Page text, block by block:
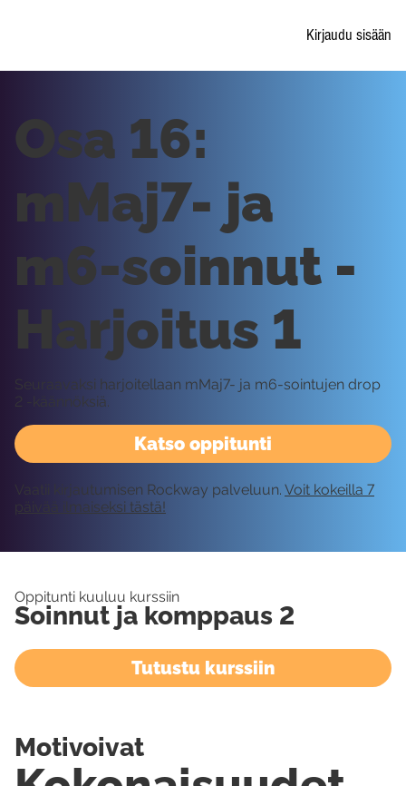
Kirjaudu sisään
Katso oppitunti
Osa 16:
mMaj7- ja
m6-soinnut -
Harjoitus 1
Seuraavaksi harjoitellaan mMaj7- ja m6-sointujen drop
2 -käännöksiä.
Vaatii kirjautumisen Rockway palveluun. Voit kokeilla 7
päivää ilmaiseksi tästä!
Oppitunti kuuluu kurssiin
Soinnut ja komppaus 2
Tutustu kurssiin
Motivoivat